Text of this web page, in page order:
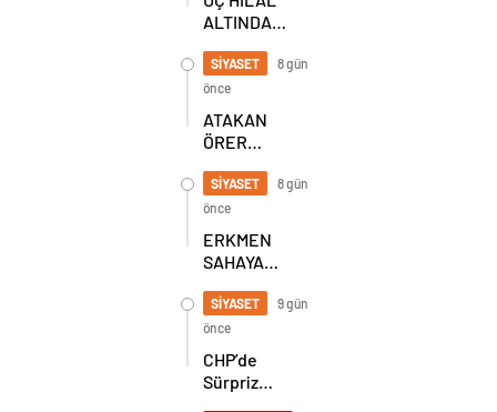
ALTINDA
BULUŞMA!
SEKİZ İL
BAŞKANI
BİR ARADA
SİYASET
8 gün
önce
ATAKAN
ÖRER
BAŞKAN
SEÇİLDİ
SİYASET
8 gün
önce
ERKMEN
SAHAYA
GÖKÇEBEY
VE
ÇAYCUMA’DA
SİYASET
9 gün
önce
CHP’de
Sürpriz